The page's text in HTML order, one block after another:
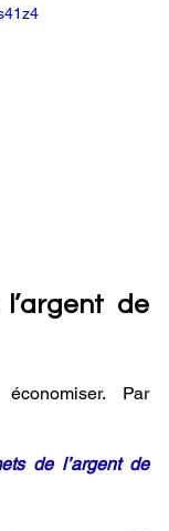
de
Par
de l’argent de